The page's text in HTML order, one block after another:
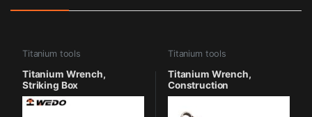
Titanium tools
Titanium Wrench,
Striking Box
Titanium tools
Titanium Wrench,
Construction